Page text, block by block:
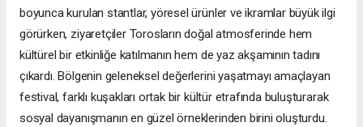
boyunca kurulan stantlar, yöresel ürünler ve ikramlar büyük ilgi
görürken, ziyaretçiler Torosların doğal atmosferinde hem
kültürel bir etkinliğe katılmanın hem de yaz akşamının tadını
çıkardı. Bölgenin geleneksel değerlerini yaşatmayı amaçlayan
festival, farklı kuşakları ortak bir kültür etrafında buluşturarak
sosyal dayanışmanın en güzel örneklerinden birini oluşturdu.